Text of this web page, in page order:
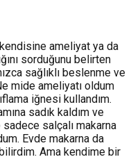
ameliyat ya da
sorduğunu belirten
sağlıklı beslenme ve
mide ameliyatı oldum
iğnesi kullandım.
sadık kaldım ve
salçalı makarna
Evde makarna da
Ama kendime bir